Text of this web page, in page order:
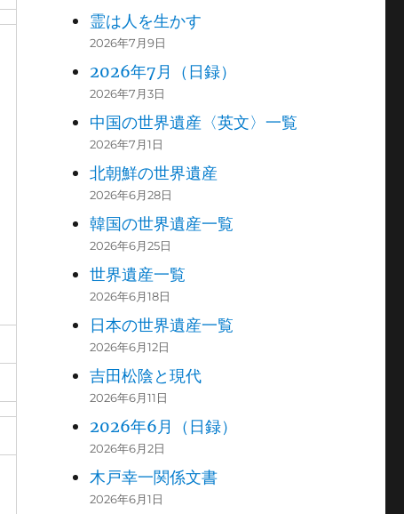
霊は人を生かす
2026年7月9日
2026年7月（日録）
2026年7月3日
中国の世界遺産〈英文〉一覧
2026年7月1日
北朝鮮の世界遺産
2026年6月28日
韓国の世界遺産一覧
2026年6月25日
世界遺産一覧
2026年6月18日
日本の世界遺産一覧
2026年6月12日
吉田松陰と現代
2026年6月11日
2026年6月（日録）
2026年6月2日
木戸幸一関係文書
2026年6月1日